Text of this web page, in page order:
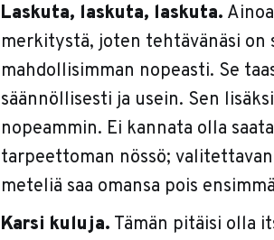
Laskuta, laskuta, laskuta.
merkitystä, joten tehtävänäsi
mahdollisimman nopeasti. Se
säännöllisesti ja usein. Sen
nopeammin. Ei kannata olla
tarpeettoman nössö;
meteliä saa omansa pois
Karsi kuluja. Tämän pitäisi olla